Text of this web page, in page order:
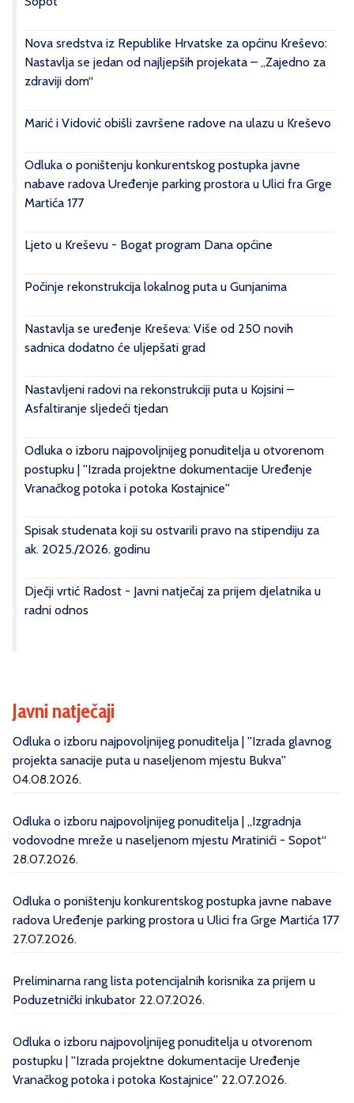
Nova sredstva iz Republike Hrvatske za općinu Kreševo:
Nastavlja se jedan od najljepših projekata – „Zajedno za
zdraviji dom“
Marić i Vidović obišli završene radove na ulazu u Kreševo
Odluka o poništenju konkurentskog postupka javne
nabave radova Uređenje parking prostora u Ulici fra Grge
Martića 177
Ljeto u Kreševu - Bogat program Dana općine
Počinje rekonstrukcija lokalnog puta u Gunjanima
Nastavlja se uređenje Kreševa: Više od 250 novih
sadnica dodatno će uljepšati grad
Nastavljeni radovi na rekonstrukciji puta u Kojsini –
Asfaltiranje sljedeći tjedan
Odluka o izboru najpovoljnijeg ponuditelja u otvorenom
postupku | ''Izrada projektne dokumentacije Uređenje
Vranačkog potoka i potoka Kostajnice''
Spisak studenata koji su ostvarili pravo na stipendiju za
ak. 2025./2026. godinu
Dječji vrtić Radost - Javni natječaj za prijem djelatnika u
radni odnos
Javni natječaji
Odluka o izboru najpovoljnijeg ponuditelja | ''Izrada glavnog
projekta sanacije puta u naseljenom mjestu Bukva''
04.08.2026.
Odluka o izboru najpovoljnijeg ponuditelja | „Izgradnja
vodovodne mreže u naseljenom mjestu Mratinići - Sopot“
28.07.2026.
Odluka o poništenju konkurentskog postupka javne nabave
radova Uređenje parking prostora u Ulici fra Grge Martića 177
27.07.2026.
Preliminarna rang lista potencijalnih korisnika za prijem u
Poduzetnički inkubator 22.07.2026.
Odluka o izboru najpovoljnijeg ponuditelja u otvorenom
postupku | ''Izrada projektne dokumentacije Uređenje
Vranačkog potoka i potoka Kostajnice'' 22.07.2026.